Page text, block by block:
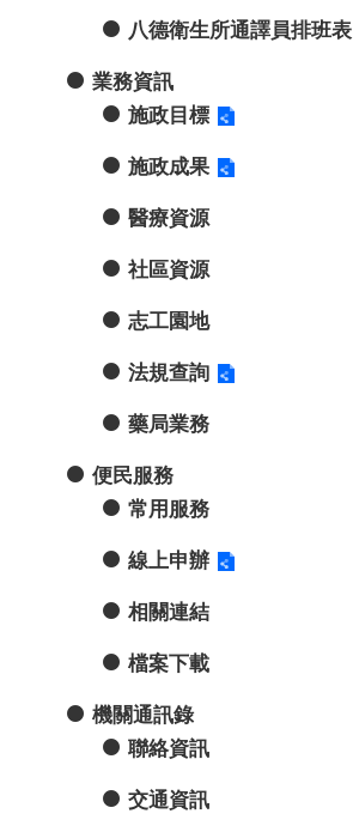
八德衛生所通譯員排班表
業務資訊
施政目標
施政成果
醫療資源
社區資源
志工園地
法規查詢
藥局業務
便民服務
常用服務
線上申辦
相關連結
檔案下載
機關通訊錄
聯絡資訊
交通資訊